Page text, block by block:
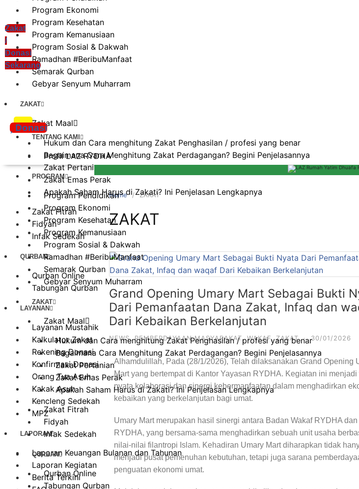
Program Ekonomi
Program Kesehatan
Program Kemanusiaan
Program Sosial & Dakwah
Ramadhan #BeribuManfaat
Semarak Qurban
Gebyar Senyum Muharram
ZAKAT
Zakat Maal
Hukum dan Cara menghitung Zakat Penghasilan / profesi yang benar
Bagaimana Cara Menghitung Zakat Perdagangan? Begini Penjelasannya
Zakat Pertanian
Zakat Emas Perak
Apakah Saham Harus di Zakati? Ini Penjelasan Lengkapnya
Zakat Fitrah
Fidyah
Infak Sedekah
QURBAN
Qurban Online
Tabungan Qurban
LAYANAN
Layanan Mustahik
Kalkulator Zakat
Rekening Donasi
Konfirmasi Donasi
Orang Tua Asuh
Kakak Asuh
Kencleng Sedekah
MPZ
LAPORAN
Laporan Keuangan Bulanan dan Tahunan
Laporan Kegiatan
Berita Terkini
Zakat
/
Donasi
Sekarang
xzczc
Donasi
TENTANG KAMI
Profil LAZ RYDHA
PROGRAM
Program Pendidikan
Program Ekonomi
Program Kesehatan
Program Kemanusiaan
Program Sosial & Dakwah
Ramadhan #BeribuManfaat
Semarak Qurban
Gebyar Senyum Muharram
ZAKAT
Zakat Maal
Hukum dan Cara menghitung Zakat Penghasilan / profesi yang benar
Bagaimana Cara Menghitung Zakat Perdagangan? Begini Penjelasannya
Zakat Pertanian
Zakat Emas Perak
Apakah Saham Harus di Zakati? Ini Penjelasan Lengkapnya
Zakat Fitrah
Fidyah
Infak Sedekah
QURBAN
Qurban Online
Tabungan Qurban
Home ZAKAT
ZAKAT
Grand Opening Umary Mart Sebagai Bukti
Dari Pemanfaatan Dana Zakat, Infaq dan
Dari Kebaikan Berkelanjutan
NEWS,PEMBERDAYAAN MASYARAKAT,WAKAF,ZAKAT · 30/01/2026
Alhamdulillah, Pada (28/1/2026), Telah dilaksanakan Grand Opening
Mart yang bertempat di Kantor Yayasan RYDHA. Kegiatan ini menjadi
nyata kolaborasi dan sinergi kebermanfaatan dalam menghadirkan
kebaikan yang berkelanjutan bagi umat.
Umary Mart merupakan hasil sinergi antara Badan Wakaf RYDHA dan
RYDHA, yang bersama-sama menghadirkan sebuah unit usaha
nilai-nilai filantropi Islam. Kehadiran Umary Mart diharapkan tidak
menjadi pusat pemenuhan kebutuhan, tetapi juga sarana
penguatan ekonomi umat.